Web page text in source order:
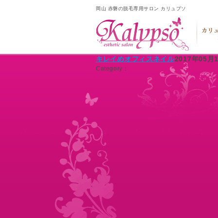
岡山 赤磐の脱毛専用サロン カリュプソ
キレイめオフィスネイル2017年05月
Category：